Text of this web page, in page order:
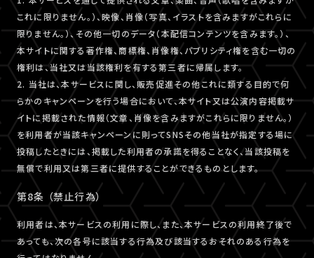
これに限りません。）、映像、肖像（写真、イラストを含みますがこれらに
限りません。）、その他一切のデータ（本配信コンテンツを含みます。）、
本サイトに関する著作権、商標権、肖像権、パブリシティ権を含む一切の
権利は、当社又は当該権利を有する第三者に帰属します。
2. 当社は、本サービスに関し、販売促進その他これに類する目的で何
らかのキャンペーンを行う場合において、本サイト又は公演内容掲載サ
イトに掲載された情報（文章、肖像を含みますがこれらに限りません。）
を利用者が当該キャンペーンに則ってSNSその他当社が指定する場に
投稿したときには、掲載した利用者の承諾を得ることなく、当該投稿を
無償で利用又は第三者に提供することができるものとします。
第8条 （禁止行為）
利用者は、本サービスの利用に際し、また、本サービスの利用終了後で
あっても、次の各号に該当する行為及び該当するおそれのある行為を